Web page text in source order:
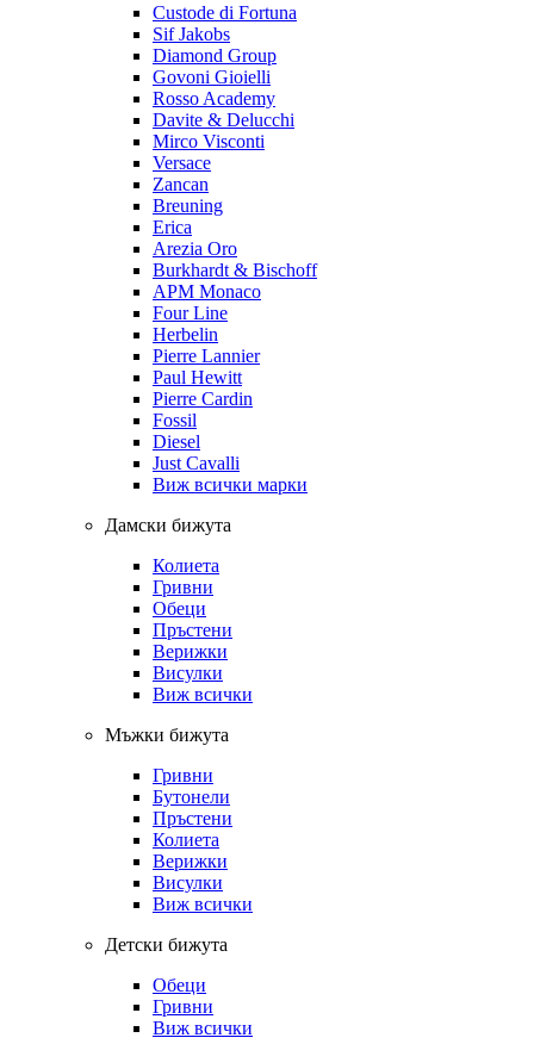
Custode di Fortuna
Sif Jakobs
Diamond Group
Govoni Gioielli
Rosso Academy
Davite & Delucchi
Mirco Visconti
Versace
Zancan
Breuning
Erica
Arezia Oro
Burkhardt & Bischoff
APM Monaco
Four Line
Herbelin
Pierre Lannier
Paul Hewitt
Pierre Cardin
Fossil
Diesel
Just Cavalli
Виж всички марки
Дамски бижута
Колиета
Гривни
Обеци
Пръстени
Верижки
Висулки
Виж всички
Мъжки бижута
Гривни
Бутонели
Пръстени
Колиета
Верижки
Висулки
Виж всички
Детски бижута
Обеци
Гривни
Виж всички